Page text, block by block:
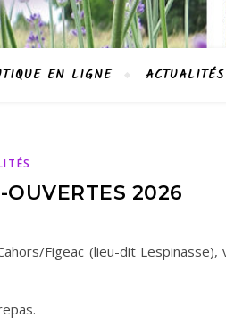
EN LIGNE ACTUALITÉS
OUVERTES 2026
Figeac (lieu-dit